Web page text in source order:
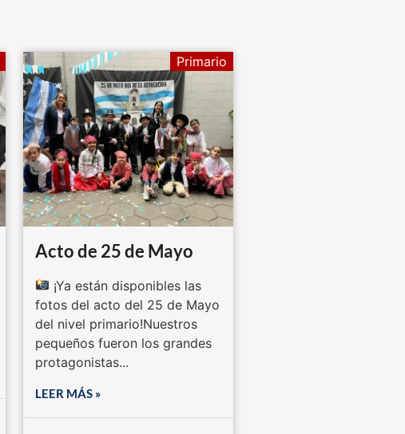
Acto de 25 de Mayo
¡Ya están disponibles las
fotos del acto del 25 de Mayo
del nivel primario!Nuestros
pequeños fueron los grandes
protagonistas...
LEER MÁS »
Primario